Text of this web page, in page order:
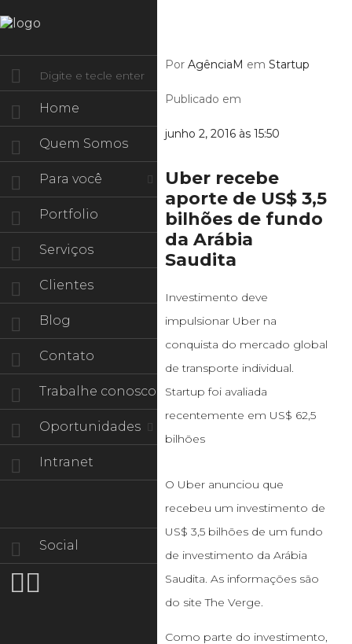
Home
Quem Somos
Para você
Portfolio
Serviços
Clientes
Blog
Contato
Trabalhe conosco
Oportunidades
Intranet
Social

Por AgênciaM em Startup
Publicado em
junho 2, 2016 às 15:50
Uber recebe
aporte de US$ 3,5
bilhões de fundo
da Arábia
Saudita
Investimento deve
impulsionar Uber na
conquista do mercado global
de transporte individual.
Startup foi avaliada
recentemente em US$ 62,5
bilhões
O Uber anunciou que
recebeu um investimento de
US$ 3,5 bilhões de um fundo
de investimento da Arábia
Saudita. As informações são
do site The Verge.
Como parte do investimento,